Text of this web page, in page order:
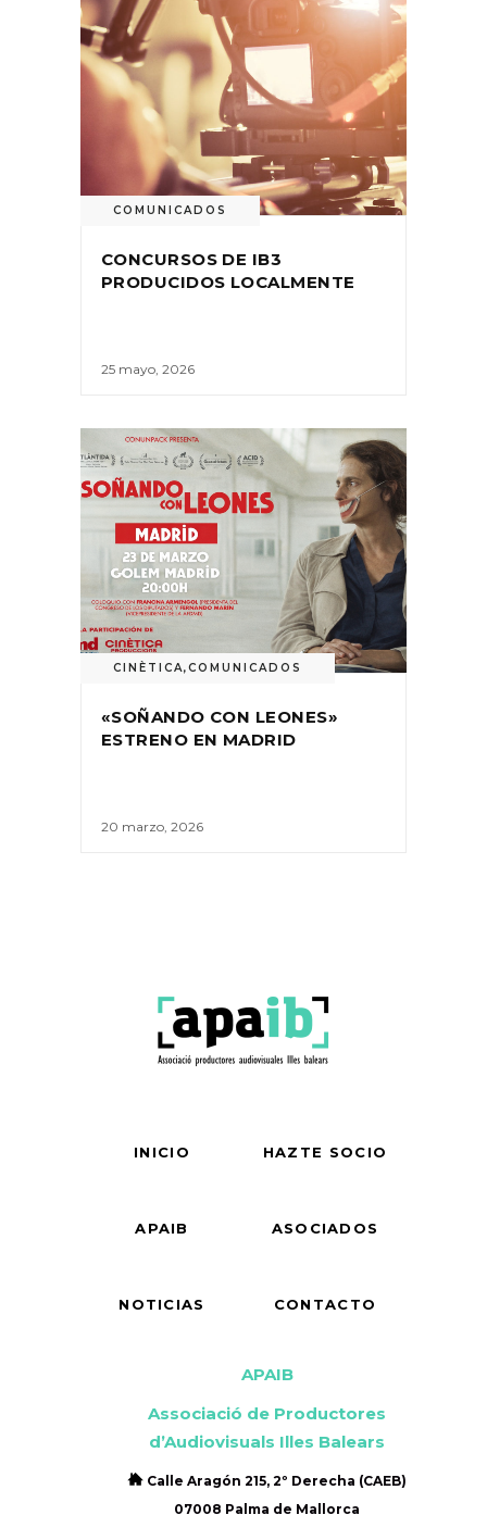
COMUNICADOS
CONCURSOS DE IB3
PRODUCIDOS LOCALMENTE
25 mayo, 2026
CINÈTICA,COMUNICADOS
«SOÑANDO CON LEONES»
ESTRENO EN MADRID
20 marzo, 2026
INICIO HAZTE SOCIO
APAIB ASOCIADOS
NOTICIAS CONTACTO
APAIB
Associació de Productores
d’Audiovisuals Illes Balears
Calle Aragón 215, 2º Derecha (CAEB)
07008 Palma de Mallorca